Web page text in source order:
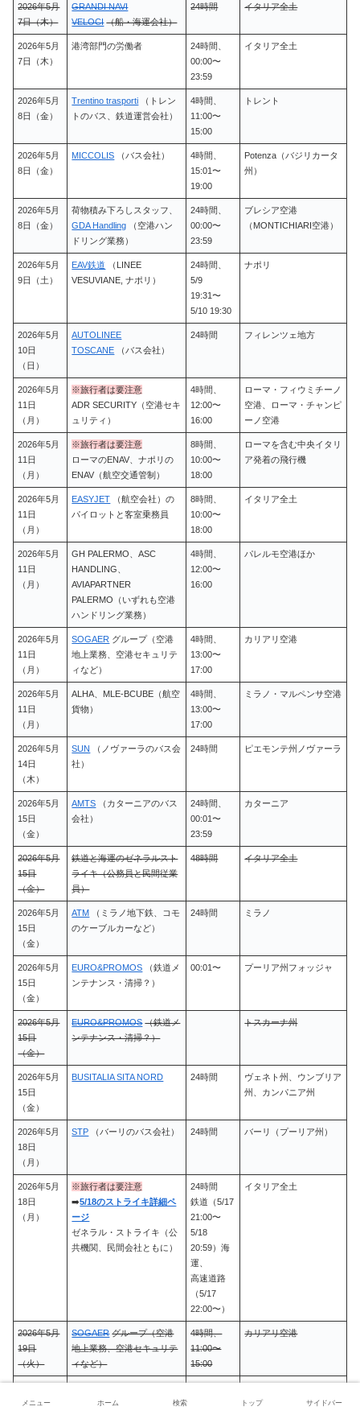
2026年5月
7日（木）
GRANDI NAVI
VELOCI （船・海運会社）
24時間 イタリア全土
2026年5月
7日（木）
港湾部門の労働者
24時間、
00:00〜
23:59
イタリア全土
2026年5月
8日（金）
Trentino trasporti
（トレン
トのバス、鉄道運営会社）
4時間、
11:00〜
15:00
トレント
2026年5月
8日（金）
MICCOLIS （バス会社）
4時間、
15:01〜
19:00
Potenza（バジリカータ
州）
2026年5月
8日（金）
荷物積み下ろしスタッフ、
GDA Handling
（空港ハン
ドリング業務）
24時間、
00:00〜
23:59
ブレシア空港
（MONTICHIARI空港）
2026年5月
9日（土）
EAV鉄道
（LINEE
VESUVIANE, ナポリ）
24時間、
5/9
19:31〜
5/10 19:30
ナポリ
2026年5月
10日
（日）
AUTOLINEE
TOSCANE
（バス会社）
24時間 フィレンツェ地方
2026年5月
11日
（月）
※旅行者は要注意
ADR SECURITY（空港セキ
ュリティ）
4時間、
12:00〜
16:00
ローマ・フィウミチーノ
空港、ローマ・チャンピ
ーノ空港
2026年5月
11日
（月）
※旅行者は要注意
ローマのENAV、ナポリの
ENAV（航空交通管制）
8時間、
10:00〜
18:00
ローマを含む中央イタリ
ア発着の飛行機
2026年5月
11日
（月）
EASYJET
（航空会社）の
パイロットと客室乗務員
8時間、
10:00〜
18:00
イタリア全土
2026年5月
11日
（月）
GH PALERMO、ASC
HANDLING、
AVIAPARTNER
PALERMO（いずれも空港
ハンドリング業務）
4時間、
12:00〜
16:00
パレルモ空港ほか
2026年5月
11日
（月）
SOGAER グループ（空港
地上業務、空港セキュリテ
ィなど）
4時間、
13:00〜
17:00
カリアリ空港
2026年5月
11日
（月）
ALHA、MLE-BCUBE（航空
貨物）
4時間、
13:00〜
17:00
ミラノ・マルペンサ空港
2026年5月
14日
（木）
SUN
（ノヴァーラのバス会
社）
24時間 ピエモンテ州ノヴァーラ
2026年5月
15日
（金）
AMTS
（カターニアのバス
会社）
24時間、
00:01〜
23:59
カターニア
2026年5月
15日
（金）
鉄道と海運のゼネラルスト
ライキ（公務員と民間従業
員）
48時間 イタリア全土
2026年5月
15日
（金）
ATM
（ミラノ地下鉄、コモ
のケーブルカーなど）
24時間 ミラノ
2026年5月
15日
（金）
EURO&PROMOS
（鉄道メ
ンテナンス・清掃？）
00:01〜 プーリア州フォッジャ
2026年5月
15日
（金）
EURO&PROMOS （鉄道メ
ンテナンス・清掃？）
トスカーナ州
2026年5月
15日
（金）
BUSITALIA SITA NORD 24時間
ヴェネト州、ウンブリア
州、カンパニア州
2026年5月
18日
（月）
STP （バーリのバス会社） 24時間 バーリ（プーリア州）
2026年5月
18日
（月）
※旅行者は要注意
➡️5/18のストライキ詳細ペ
ージ
ゼネラル・ストライキ（公
共機関、民間会社ともに）
24時間
鉄道（5/17
21:00〜
5/18
20:59）海
運、
高速道路
（5/17
22:00〜）
イタリア全土
2026年5月
19日
（火）
SOGAER グループ（空港
地上業務、空港セキュリテ
ィなど）
4時間、
11:00〜
15:00
カリアリ空港
20日
HANDLING、
メニュー ホーム 検索 トップ サイドバー